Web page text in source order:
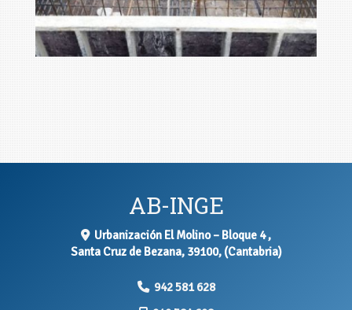
AB-INGE
Urbanización El Molino – Bloque 4 ,
Santa Cruz de Bezana, 39100, (Cantabria)
942 581 628